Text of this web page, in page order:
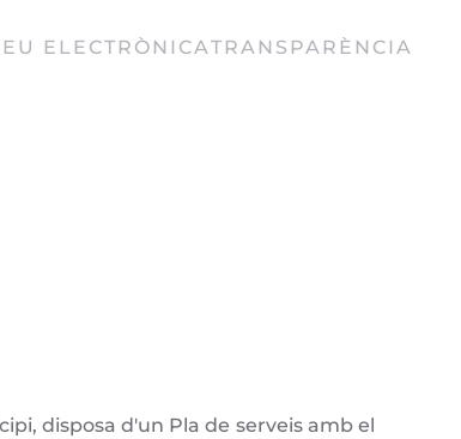
ELECTRÒNICATRANSPARÈNCIA
disposa d'un Pla de serveis amb el